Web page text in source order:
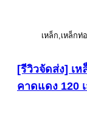
เหล็ก เหล็กท่อ
[รีวิวจัดส่ง] เ
คาดแดง 120